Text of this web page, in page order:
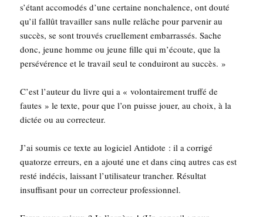
s’étant acco­mo­dés d’une cer­taine non­cha­lence, ont dou­té
qu’il fal­lût tra­vailler sans nulle relâche pour par­ve­nir au
suc­cès, se sont trou­vés cruel­le­ment embar­ras­sés. Sache
donc, jeune homme ou jeune fille qui m’écoute, que la
per­sé­vé­rence et le tra­vail seul te condui­ront au succès. »
C’est l’au­teur du livre qui a « volon­tai­re­ment truf­fé de
fautes » le texte, pour que l’on puisse jouer, au choix, à la
dic­tée ou au correcteur.
J’ai sou­mis ce texte au logi­ciel Anti­dote : il a cor­ri­gé
qua­torze erreurs, en a ajou­té une et dans cinq autres cas est
res­té indé­cis, lais­sant l’u­ti­li­sa­teur tran­cher. Résul­tat
insuf­fi­sant pour un cor­rec­teur professionnel.